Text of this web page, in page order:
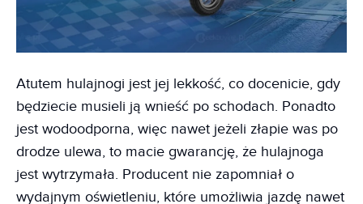
Atutem hulajnogi jest jej lekkość, co docenicie, gdy
będziecie musieli ją wnieść po schodach. Ponadto
jest wodoodporna, więc nawet jeżeli złapie was po
drodze ulewa, to macie gwarancję, że hulajnoga
jest wytrzymała. Producent nie zapomniał o
wydajnym oświetleniu, które umożliwia jazdę nawet